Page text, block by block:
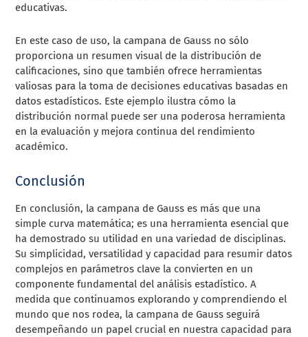
educativas.
En este caso de uso, la campana de Gauss no sólo
proporciona un resumen visual de la distribución de
calificaciones, sino que también ofrece herramientas
valiosas para la toma de decisiones educativas basadas en
datos estadísticos. Este ejemplo ilustra cómo la
distribución normal puede ser una poderosa herramienta
en la evaluación y mejora continua del rendimiento
académico.
Conclusión
En conclusión, la campana de Gauss es más que una
simple curva matemática; es una herramienta esencial que
ha demostrado su utilidad en una variedad de disciplinas.
Su simplicidad, versatilidad y capacidad para resumir datos
complejos en parámetros clave la convierten en un
componente fundamental del análisis estadístico. A
medida que continuamos explorando y comprendiendo el
mundo que nos rodea, la campana de Gauss seguirá
desempeñando un papel crucial en nuestra capacidad para